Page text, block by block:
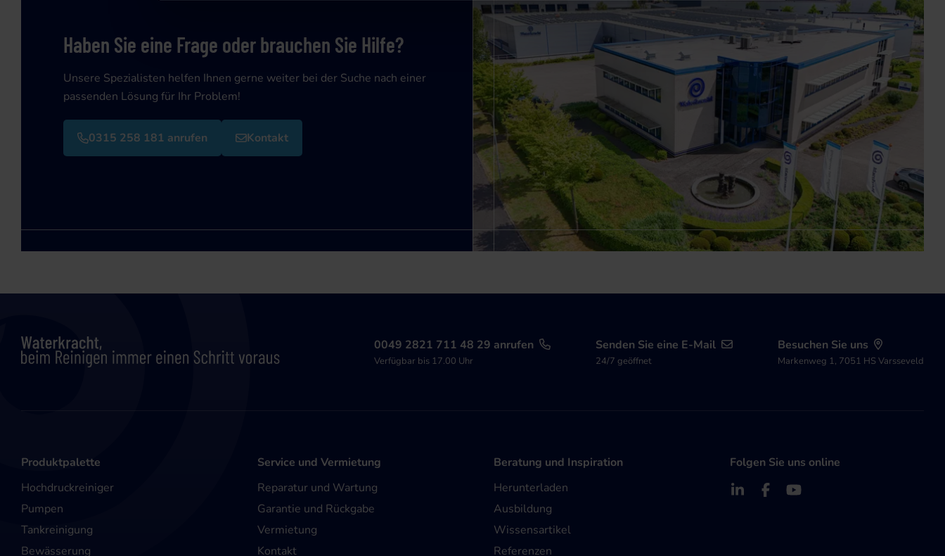
Haben Sie eine Frage oder brauchen Sie Hilfe?
Unsere Spezialisten helfen Ihnen gerne weiter bei der Suche nach einer
passenden Lösung für Ihr Problem!
0315 258 181 anrufen Kontakt
0049 2821 711 48 29 anrufen
Verfügbar bis 17.00 Uhr
Senden Sie eine E-Mail
24/7 geöffnet
Besuchen Sie uns
Markenweg 1, 7051 HS Varsseveld
Produktpalette
Hochdruckreiniger
Pumpen
Tankreinigung
Bewässerung
Service und Vermietung
Reparatur und Wartung
Garantie und Rückgabe
Vermietung
Kontakt
Beratung und Inspiration
Herunterladen
Ausbildung
Wissensartikel
Referenzen
Folgen Sie uns online